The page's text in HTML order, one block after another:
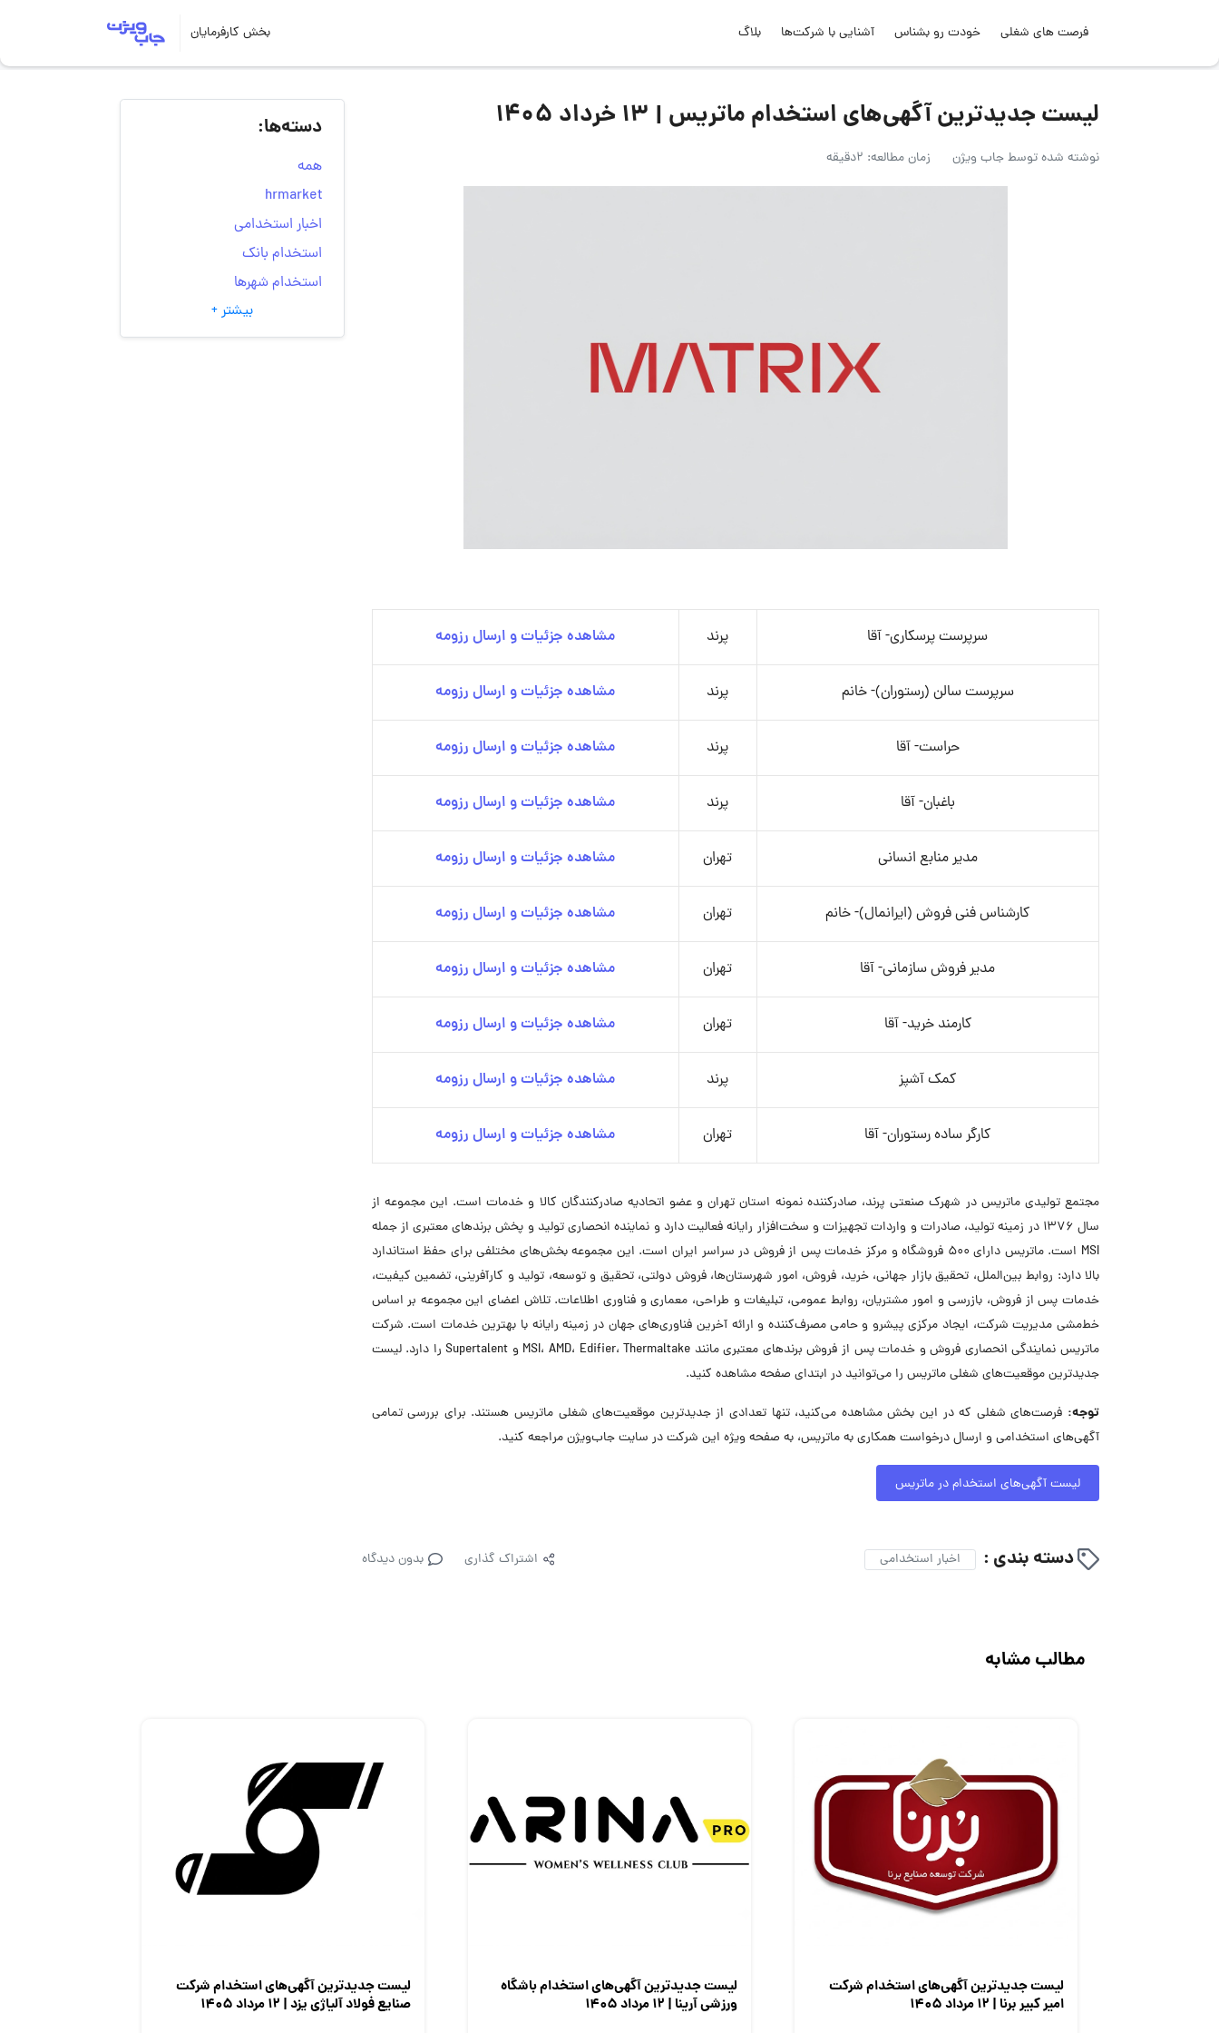
فرصت های شغلی خودت رو بشناس آشنایی با شرکت‌ها بلاگ بخش کارفرمایان
لیست جدیدترین آگهی‌های استخدام ماتریس | ۱۳ خرداد ۱۴۰۵
نوشته شده توسطجاب ویژن زمان مطالعه: 2دقیقه
سرپرست پرسکاری- آقا پرند مشاهده جزئیات و ارسال رزومه
سرپرست سالن (رستوران)- خانم پرند مشاهده جزئیات و ارسال رزومه
حراست- آقا پرند مشاهده جزئیات و ارسال رزومه
باغبان- آقا پرند مشاهده جزئیات و ارسال رزومه
مدیر منابع انسانی تهران مشاهده جزئیات و ارسال رزومه
کارشناس فنی فروش (ایرانمال)- خانم تهران مشاهده جزئیات و ارسال رزومه
مدیر فروش سازمانی- آقا تهران مشاهده جزئیات و ارسال رزومه
کارمند خرید- آقا تهران مشاهده جزئیات و ارسال رزومه
کمک آشپز پرند مشاهده جزئیات و ارسال رزومه
کارگر ساده رستوران- آقا تهران مشاهده جزئیات و ارسال رزومه
مجتمع تولیدی ماتریس در شهرک صنعتی پرند، صادرکننده نمونه استان تهران و عضو اتحادیه صادرکنندگان کالا و خدمات است. این مجموعه از
سال ۱۳۷۶ در زمینه تولید، صادرات و واردات تجهیزات و سخت‌افزار رایانه فعالیت دارد و نماینده انحصاری تولید و پخش برندهای معتبری از جمله
MSI است. ماتریس دارای ۵۰۰ فروشگاه و مرکز خدمات پس از فروش در سراسر ایران است. این مجموعه بخش‌های مختلفی برای حفظ استاندارد
بالا دارد: روابط بین‌الملل، تحقیق بازار جهانی، خرید، فروش، امور شهرستان‌ها، فروش دولتی، تحقیق و توسعه، تولید و کارآفرینی، تضمین کیفیت،
خدمات پس از فروش، بازرسی و امور مشتریان، روابط عمومی، تبلیغات و طراحی، معماری و فناوری اطلاعات. تلاش اعضای این مجموعه بر اساس
خط‌مشی مدیریت شرکت، ایجاد مرکزی پیشرو و حامی مصرف‌کننده و ارائه آخرین فناوری‌های جهان در زمینه رایانه با بهترین خدمات است. شرکت
ماتریس نمایندگی انحصاری فروش و خدمات پس از فروش برندهای معتبری مانند MSI، AMD، Edifier، Thermaltake و Supertalent را دارد. لیست
جدیدترین موقعیت‌های شغلی ماتریس را می‌توانید در ابتدای صفحه مشاهده کنید.
توجه: فرصت‌های شغلی که در این بخش مشاهده می‌کنید، تنها تعدادی از جدیدترین موقعیت‌های شغلی ماتریس هستند. برای بررسی تمامی
آگهی‌های استخدامی و ارسال درخواست همکاری به ماتریس، به صفحه ویژه این شرکت در سایت جاب‌ویژن مراجعه کنید.
لیست آگهی‌های استخدام در ماتریس
دسته بندی : اخبار استخدامی اشتراک گذاری بدون دیدگاه
دسته‌ها:
همه
hrmarket
اخبار استخدامی
استخدام بانک
استخدام شهرها
انتخاب مسیر شغلی
به‌روزرسانی‌های سایت
بیشتر +
مطالب مشابه
لیست جدیدترین آگهی‌های استخدام شرکت
امیر کبیر برنا | ۱۲ مرداد ۱۴۰۵
لیست جدیدترین آگهی‌های استخدام باشگاه
ورزشی آرینا | ۱۲ مرداد ۱۴۰۵
لیست جدیدترین آگهی‌های استخدام شرکت
صنایع فولاد آلیاژی یزد | ۱۲ مرداد ۱۴۰۵